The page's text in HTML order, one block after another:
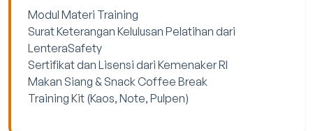
Modul Materi Training
Surat Keterangan Kelulusan Pelatihan dari
LenteraSafety
Sertifikat dan Lisensi dari Kemenaker RI
Makan Siang & Snack Coffee Break
Training Kit (Kaos, Note, Pulpen)